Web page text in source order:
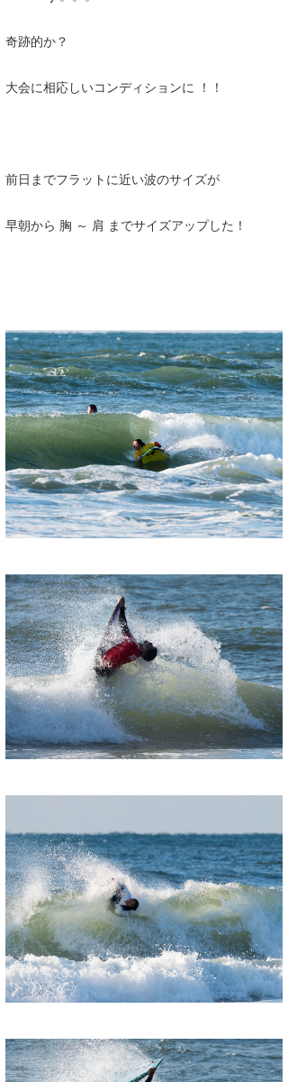
奇跡的か？
大会に相応しいコンディションに ！！
前日までフラットに近い波のサイズが
早朝から 胸 ～ 肩 までサイズアップした！